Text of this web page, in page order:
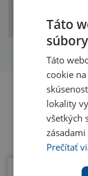
vykurovanie)
Táto
Táto
cookie
lokality
všetkých
Prečítať